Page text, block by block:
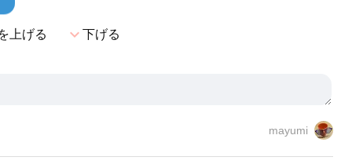
上げる expand_more下げる
mayumi